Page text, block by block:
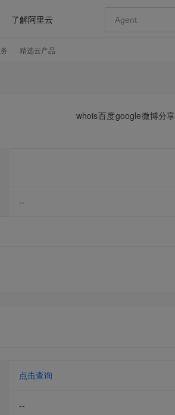
whois百度google微博分享
--
点击查询
--